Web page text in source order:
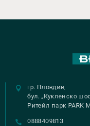
гр. Пловдив,
бул. „Кукленско
Ритейл парк PARK
0888409813